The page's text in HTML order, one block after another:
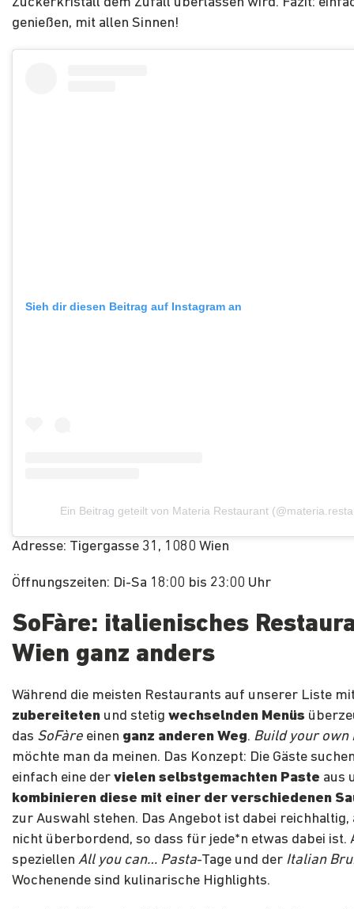
Zuckerkristall dem Zufall überlassen wird. Fazit:
genießen, mit allen Sinnen!
Sieh dir diesen Beitrag auf Instagram an
Ein Beitrag geteilt von Materia Restaurant
Adresse: Tigergasse 31, 1080 Wien
Öffnungszeiten: Di-Sa 18:00 bis 23:00 Uhr
SoFàre: italienisches
Wien ganz anders
Während die meisten Restaurants auf unserer Liste
zubereiteten und stetig wechselnden Menüs
das SoFàre einen ganz anderen Weg. Build your own
möchte man da meinen. Das Konzept: Die Gäste
einfach eine der vielen selbstgemachten Paste aus
kombinieren diese mit einer der verschiedenen
zur Auswahl stehen. Das Angebot ist dabei reichhaltig,
nicht überbordend, so dass für jede*n etwas dabei ist.
speziellen All you can… Pasta-Tage und der Italian
Wochenende sind kulinarische Highlights.